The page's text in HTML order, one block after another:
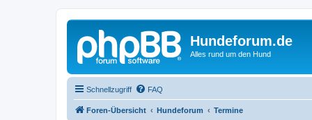
Hundeforum.de
Alles rund um den Hund
Schnellzugriff FAQ
Foren-Übersicht Hundeforum Termine